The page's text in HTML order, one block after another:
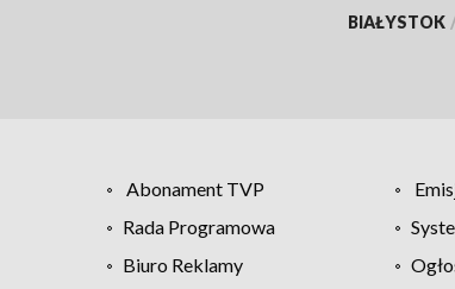
BIAŁYSTOK
Abonament TVP
Rada Programowa
Biuro Reklamy